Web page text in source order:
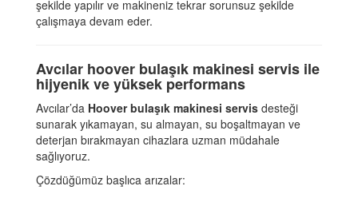
şekilde yapılır ve makineniz tekrar sorunsuz şekilde
çalışmaya devam eder.
Avcılar hoover bulaşık makinesi servis ile
hijyenik ve yüksek performans
Avcılar’da Hoover bulaşık makinesi servis desteği
sunarak yıkamayan, su almayan, su boşaltmayan ve
deterjan bırakmayan cihazlara uzman müdahale
sağlıyoruz.
Çözdüğümüz başlıca arızalar: